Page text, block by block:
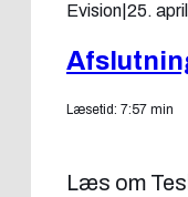
Evision 25.
Læsetid: 7:57 min
Læs om